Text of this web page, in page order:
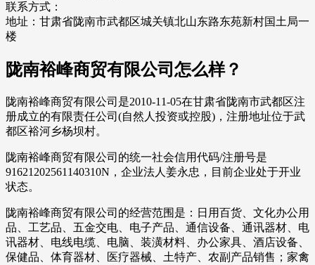
联系方式：
地址：甘肃省陇南市武都区城关镇北山东路东苑新村国土局一
楼
陇南裕峰商贸有限公司怎么样？
陇南裕峰商贸有限公司是2010-11-05在甘肃省陇南市武都区注
册成立的有限责任公司(自然人投资或控股)，注册地址位于武
都区裕河乡杨坝村。
陇南裕峰商贸有限公司的统一社会信用代码/注册号是
91621202561140310N，企业法人姜永忠，目前企业处于开业
状态。
陇南裕峰商贸有限公司的经营范围是：日用百货、文化办公用
品、工艺品、五金交电、电子产品、通信设备、通讯器材、电
讯器材、电线电缆、电脑、装潢材料、办公家具、酒店设备、
保健品、体育器材、医疗器械、土特产、农副产品销售；家禽